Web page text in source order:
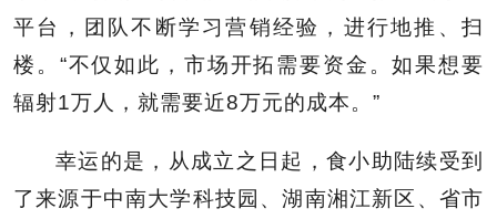
平台，团队不断学习营销经验，进行地推、扫
楼。“不仅如此，市场开拓需要资金。如果想要
辐射1万人，就需要近8万元的成本。”
幸运的是，从成立之日起，食小助陆续受到
了来源于中南大学科技园、湖南湘江新区、省市